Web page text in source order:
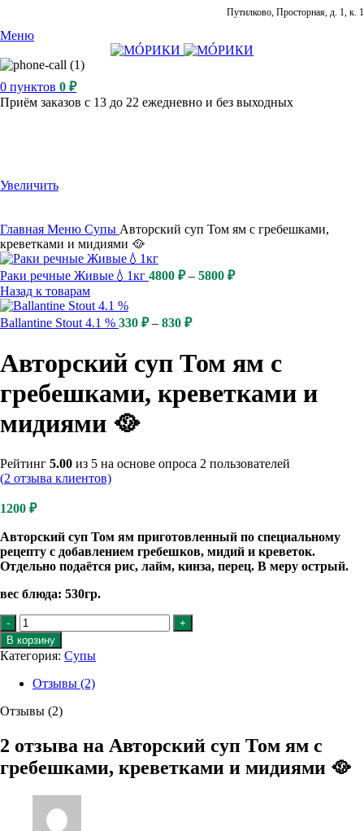
Путилково, Просторная, д. 1, к. 1
Меню
0 пунктов 0 ₽
Приём заказов с 13 до 22 ежедневно и без выходных
Увеличить
Главная Меню Супы Авторский суп Том ям с гребешками,
креветками и мидиями 🥘
Раки речные Живые💧1кг 4800 ₽– 5800 ₽
Назад к товарам
Ballantine Stout 4.1 % 330 ₽– 830 ₽
Авторский суп Том ям с
гребешками, креветками и
мидиями 🥘
Рейтинг 5.00 из 5 на основе опроса 2 пользователей
(2 отзыва клиентов)
1200 ₽
Авторский суп Том ям приготовленный по специальному
рецепту с добавлением гребешков, мидий и креветок.
Отдельно подаётся рис, лайм, кинза, перец. В меру острый.
вес блюда: 530гр.
Количество
товара
Авторский
суп
Том
с
и
мидиями
В корзину
Категория: Супы
Отзывы (2)
Отзывы (2)
2 отзыва на Авторский суп Том ям с
гребешками, креветками и мидиями 🥘